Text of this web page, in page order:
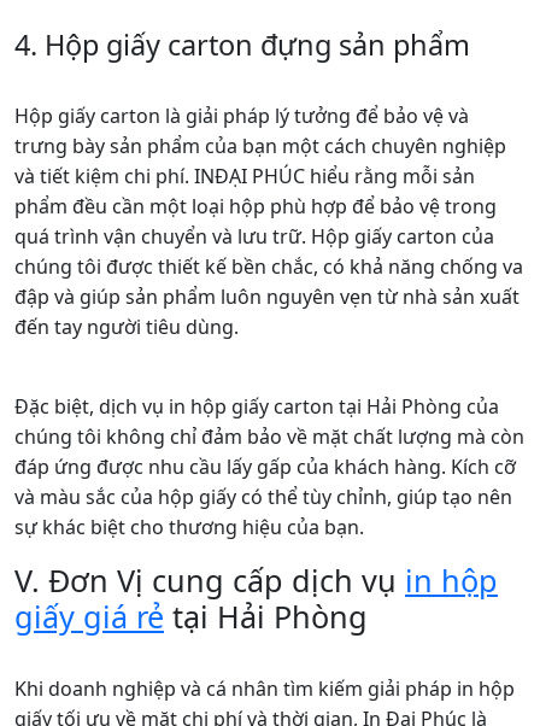
3. Hộp giấy đựng mỹ phẩm
Hộp giấy đựng mỹ phẩm của **IN Đại Phúc** được
Chúng tôi hiểu rằng một thiết kế hộp giấy đẹp mắt,
sang trọng có thể làm tăng giá trị của mỹ phẩm bên
trong, đồng thời giúp bảo quản sản phẩm tốt hơn
trong quá trình vận chuyển.
Các loại hộp giấy mỹ phẩm tại đây được kiểm định
nghiêm ngặt về chất lượng, từ độ bền, khả năng chống
ẩm, đến khả năng bảo vệ sản phẩm khỏi các yếu tố môi
trường. Điều này đặc biệt quan trọng đối với những sản
phẩm mỹ phẩm có yêu cầu bảo quản cao như kem